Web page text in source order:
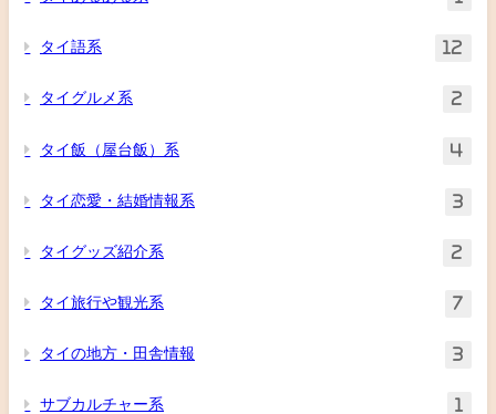
タイ語系 12
タイグルメ系 2
タイ飯（屋台飯）系 4
タイ恋愛・結婚情報系 3
タイグッズ紹介系 2
タイ旅行や観光系 7
タイの地方・田舎情報 3
サブカルチャー系 1